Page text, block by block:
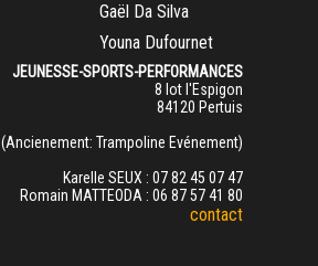
Gaël Da Silva
Youna Dufournet
JEUNESSE-SPORTS-PERFORMANCES
8 lot l'Espigon
84120 ​Pertuis
(Ancienement: Trampoline Evénement)
Karelle SEUX : 07 82 45 07 47
Romain MATTEODA : 06 87 57 41 80
contact